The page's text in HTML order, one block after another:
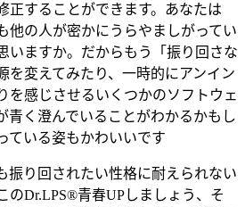
正することができます。あなたは
他の人が密かにうらやましがってい
いますか。だからもう「振り回さな
を変えてみたり、一時的にアンイン
を感じさせるいくつかのソフトウェ
青く澄んでいることがわかるかもし
ている姿もかわいいです
振り回されたい性格に耐えられない
のDr.LPS®青春UPしましょう、そ